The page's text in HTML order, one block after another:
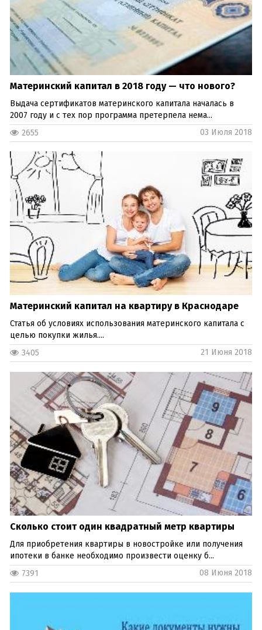
Материнский капитал в 2018 году — что нового?
Выдача сертификатов материнского капитала началась в
2007 году и с тех пор программа претерпела нема...
2655
03 Июля 2018
Материнский капитал на квартиру в Краснодаре
Статья об условиях использования материнского капитала с
целью покупки жилья....
3405
21 Июня 2018
Сколько стоит один квадратный метр квартиры
Для приобретения квартиры в новостройке или получения
ипотеки в банке необходимо произвести оценку б...
7391
08 Июня 2018